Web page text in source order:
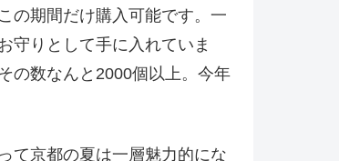
の期間だけ購入可能です。一
守りとして手に入れていま
の数なんと2000個以上。今年
て京都の夏は一層魅力的にな